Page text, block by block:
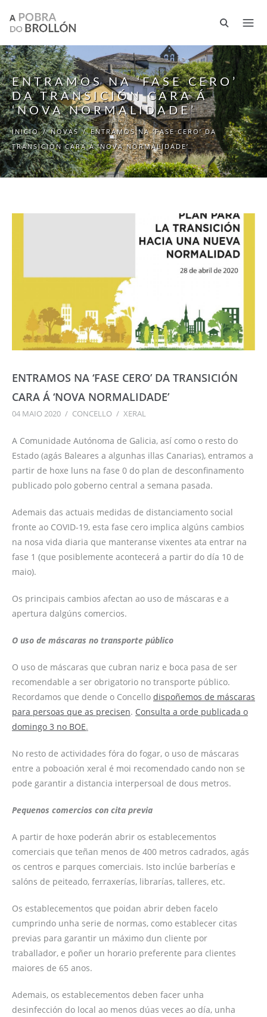
ENTRAMOS NA ‘FASE CERO’
DA TRANSICIÓN CARA Á
‘NOVA NORMALIDADE’
INICIO / NOVAS / ENTRAMOS NA ‘FASE CERO’ DA
TRANSICIÓN CARA Á ‘NOVA NORMALIDADE’
ENTRAMOS NA ‘FASE CERO’ DA TRANSICIÓN
CARA Á ‘NOVA NORMALIDADE’
04 MAIO 2020 / CONCELLO / XERAL
A Comunidade Autónoma de Galicia, así como o resto do
Estado (agás Baleares a algunhas illas Canarias), entramos a
partir de hoxe luns na fase 0 do plan de desconfinamento
publicado polo goberno central a semana pasada.
Ademais das actuais medidas de distanciamento social
fronte ao COVID-19, esta fase cero implica algúns cambios
na nosa vida diaria que manteranse vixentes ata entrar na
fase 1 (que posiblemente acontecerá a partir do día 10 de
maio).
Os principais cambios afectan ao uso de máscaras e a
apertura dalgúns comercios.
O uso de máscaras no transporte público
O uso de máscaras que cubran nariz e boca pasa de ser
recomendable a ser obrigatorio no transporte público.
Recordamos que dende o Concello dispoñemos de máscaras
para persoas que as precisen. Consulta a orde publicada o
domingo 3 no BOE.
No resto de actividades fóra do fogar, o uso de máscaras
entre a poboación xeral é moi recomendado cando non se
pode garantir a distancia interpersoal de dous metros.
Pequenos comercios con cita previa
A partir de hoxe poderán abrir os establecementos
comerciais que teñan menos de 400 metros cadrados, agás
os centros e parques comerciais. Isto inclúe barberías e
salóns de peiteado, ferraxerías, librarías, talleres, etc.
Os establecementos que poidan abrir deben facelo
cumprindo unha serie de normas, como establecer citas
previas para garantir un máximo dun cliente por
traballador, e poñer un horario preferente para clientes
maiores de 65 anos.
Ademais, os establecementos deben facer unha
desinfección do local ao menos dúas veces ao día, unha